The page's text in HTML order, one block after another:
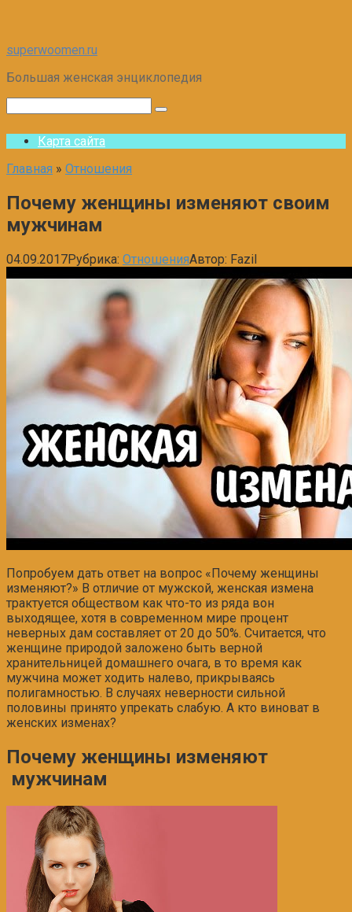
Перейти
контенту
superwoomen.ru
Большая женская энциклопедия
Карта сайта
Главная » Отношения
Почему женщины изменяют своим
мужчинам
04.09.2017Рубрика: ОтношенияАвтор: Fazil
Попробуем дать ответ на вопрос «Почему женщины
изменяют?» В отличие от мужской, женская измена
трактуется обществом как что-то из ряда вон
выходящее, хотя в современном мире процент
неверных дам составляет от 20 до 50%. Считается, что
женщине природой заложено быть верной
хранительницей домашнего очага, в то время как
мужчина может ходить налево, прикрываясь
полигамностью. В случаях неверности сильной
половины принято упрекать слабую. А кто виноват в
женских изменах?
Почему женщины изменяют
мужчинам